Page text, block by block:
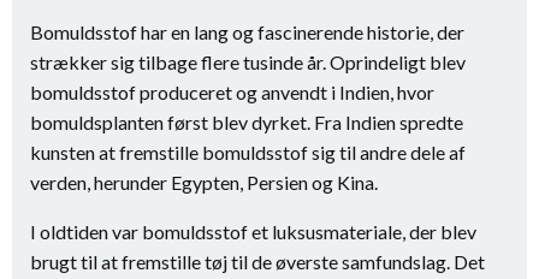
Bomuldsstof har en lang og fascinerende historie, der
strækker sig tilbage flere tusinde år. Oprindeligt blev
bomuldsstof produceret og anvendt i Indien, hvor
bomuldsplanten først blev dyrket. Fra Indien spredte
kunsten at fremstille bomuldsstof sig til andre dele af
verden, herunder Egypten, Persien og Kina.
I oldtiden var bomuldsstof et luksusmateriale, der blev
brugt til at fremstille tøj til de øverste samfundslag. Det